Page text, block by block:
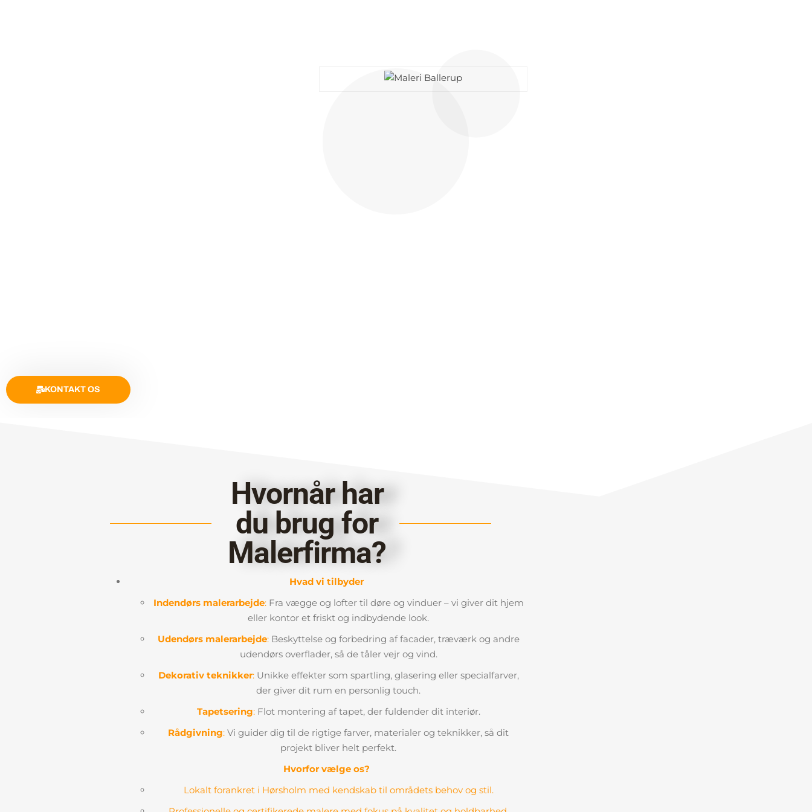
KONTAKT OS
Hvornår har
du brug for
Malerfirma?
Hvad vi tilbyder
Indendørs malerarbejde:Fra vægge og lofter til døre og vinduer – vi giver dit hjem
eller kontor et friskt og indbydende look.
Udendørs malerarbejde:Beskyttelse og forbedring af facader, træværk og andre
udendørs overflader, så de tåler vejr og vind.
Dekorativ teknikker:Unikke effekter som spartling, glasering eller specialfarver,
der giver dit rum en personlig touch.
Tapetsering:Flot montering af tapet, der fuldender dit interiør.
Rådgivning: Vi guider dig til de rigtige farver, materialer og teknikker, så dit
projekt bliver helt perfekt.
Hvorfor vælge os?
Lokalt forankret i Hørsholm med kendskab til områdets behov og stil.